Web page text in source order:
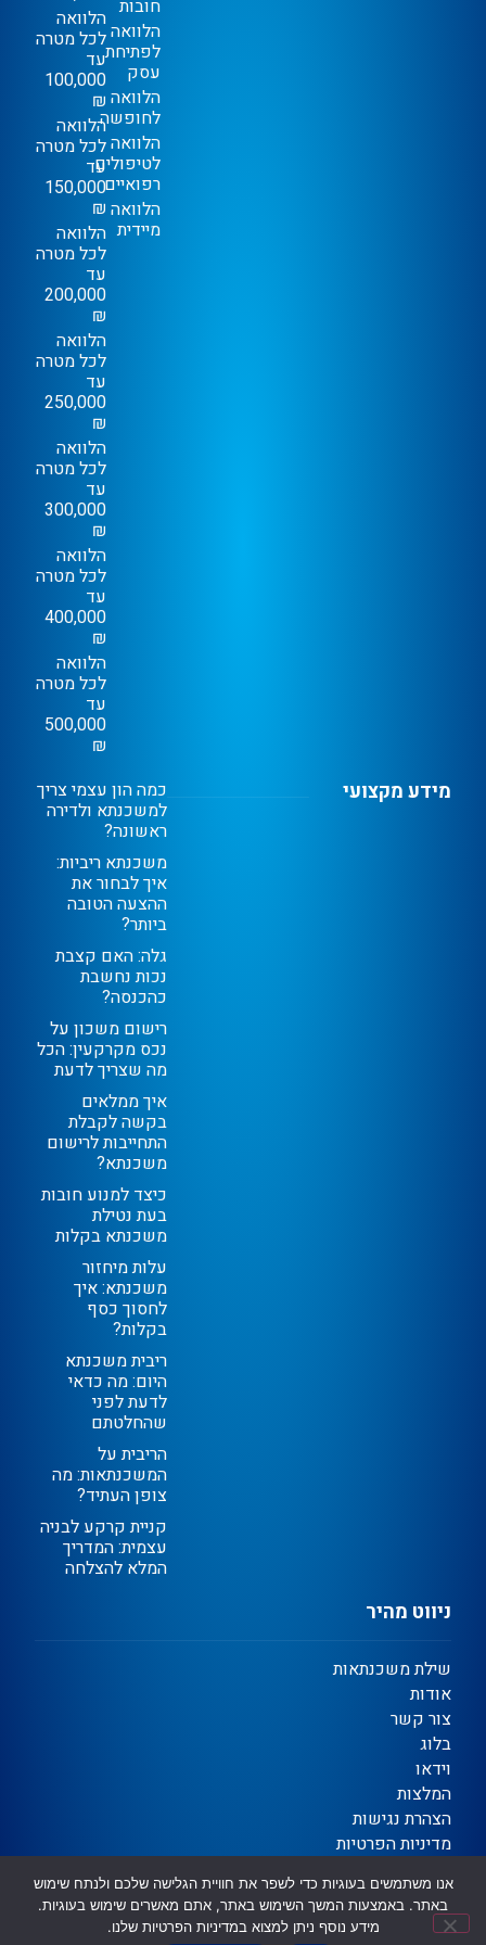
ניווט מהיר
שילת משכנתאות
אודות
צור קשר
בלוג
וידאו
המלצות
הצהרת נגישות
מדיניות הפרטיות
חובות
הלוואה
לפתיחת
עסק
הלוואה
לחופשה
הלוואה
לטיפולים
רפואיים
הלוואה
מיידית
הלוואה
לכל מטרה
עד
100,000
₪
הלוואה
לכל מטרה
עד
150,000
₪
הלוואה
לכל מטרה
עד
200,000
₪
הלוואה
לכל מטרה
עד
250,000
₪
הלוואה
לכל מטרה
עד
300,000
₪
הלוואה
לכל מטרה
עד
400,000
₪
הלוואה
לכל מטרה
עד
500,000
₪
מידע מקצועי כמה הון עצמי צריך
למשכנתא ולדירה
ראשונה?
משכנתא ריביות:
איך לבחור את
ההצעה הטובה
ביותר?
גלה: האם קצבת
נכות נחשבת
כהכנסה?
רישום משכון על
נכס מקרקעין: הכל
מה שצריך לדעת
איך ממלאים
בקשה לקבלת
התחייבות לרישום
משכנתא?
כיצד למנוע חובות
בעת נטילת
משכנתא בקלות
עלות מיחזור
משכנתא: איך
לחסוך כסף
בקלות?
ריבית משכנתא
היום: מה כדאי
לדעת לפני
שהחלטתם
הריבית על
המשכנתאות: מה
צופן העתיד?
קניית קרקע לבניה
עצמית: המדריך
המלא להצלחה
אנו משתמשים בעוגיות כדי לשפר את חוויית הגלישה שלכם ולנתח שימוש
באתר. באמצעות המשך השימוש באתר, אתם מאשרים שימוש בעוגיות.
מידע נוסף ניתן למצוא במדיניות הפרטיות שלנו.